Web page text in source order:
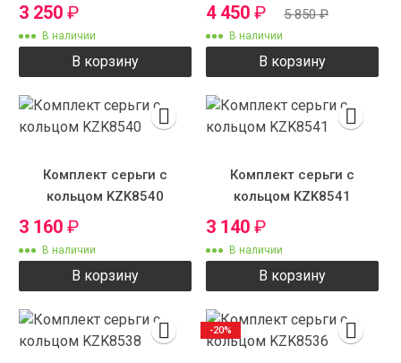
3 250 ₽
В наличии
В корзину
4 450 ₽ 5 850₽
В наличии
В корзину
Комплект серьги с
кольцом KZK8540
3 160 ₽
В наличии
В корзину
Комплект серьги с
кольцом KZK8541
3 140 ₽
В наличии
В корзину
-20%